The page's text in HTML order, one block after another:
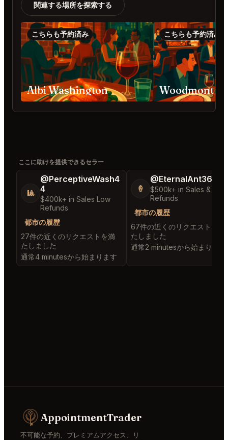
関連する場所を探索する
こちらも予約済み
Albi Washington
こちらも予約済み
ここに助けを提供できるセラー
🎱
@PerceptiveWash4
4
$400k+ in Sales Low
Refunds
都市の履歴
27件の近くのリクエストを満
たしました
通常4 minutesから始まります
🍦
@EternalAnt36
$500k+ in Sales & Low
Refunds
都市の履歴
67件の近くのリクエストを満
たしました
通常2 minutesから始まります
AppointmentTrader
不可能な予約、プレミアムアクセス、リ